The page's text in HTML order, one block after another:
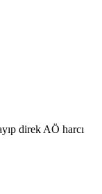
direk AÖ harcı